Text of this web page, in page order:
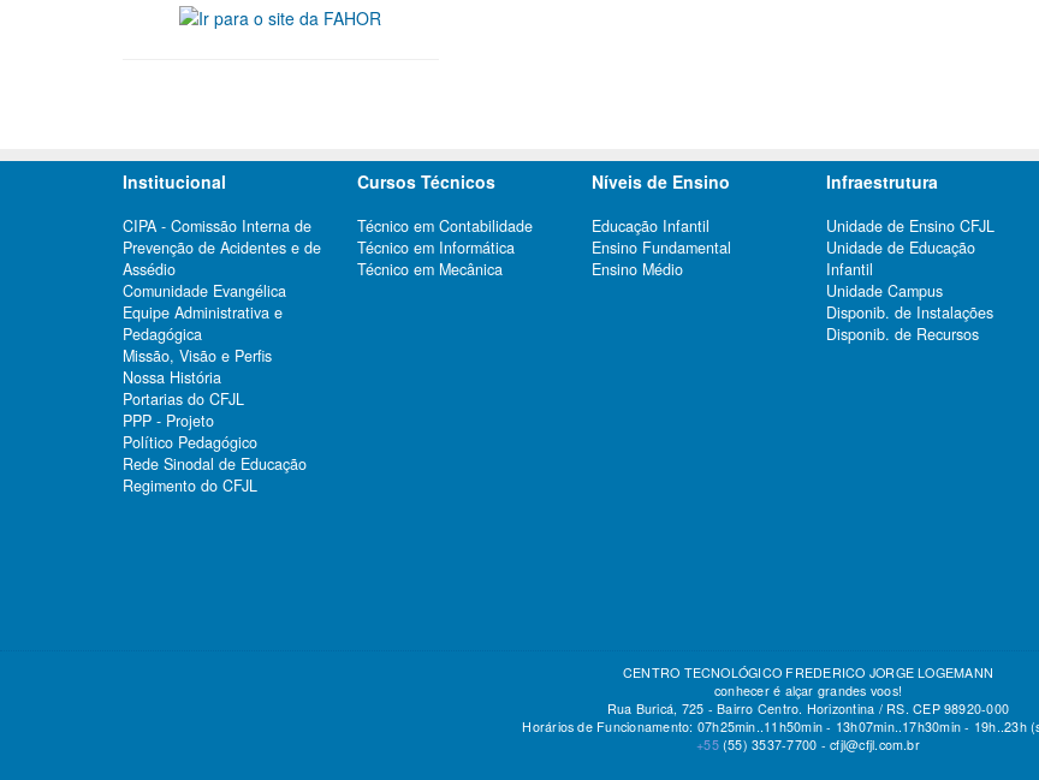
Institucional
CIPA - Comissão Interna de
Prevenção de Acidentes e de
Assédio
Comunidade Evangélica
Equipe Administrativa e
Pedagógica
Missão, Visão e Perfis
Nossa História
Portarias do CFJL
PPP - Projeto
Político Pedagógico
Rede Sinodal de Educação
Regimento do CFJL
Cursos Técnicos
Técnico em Contabilidade
Técnico em Informática
Técnico em Mecânica
Níveis de Ensino
Educação Infantil
Ensino Fundamental
Ensino Médio
Infraestrutura
Unidade de Ensino CFJL
Unidade de Educação
Infantil
Unidade Campus
Disponib. de Instalações
Disponib. de Recursos
CENTRO TECNOLÓGICO FREDERICO JORGE LOGEMANN
conhecer é alçar grandes voos!
Rua Buricá, 725 - Bairro Centro. Horizontina / RS. CEP 98920-000
Horários de Funcionamento: 07h25min..11h50min - 13h07min..17h30min - 19h..23h
+55 (55) 3537-7700 -cfjl@cfjl.com.br